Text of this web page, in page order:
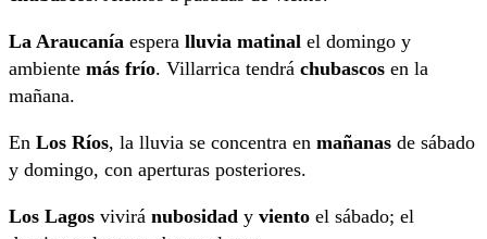
La Araucanía espera lluvia matinal el domingo y
ambiente más frío. Villarrica tendrá chubascos en la
mañana.
En Los Ríos, la lluvia se concentra en mañanas de sábado
y domingo, con aperturas posteriores.
Los Lagos vivirá nubosidad y viento el sábado; el